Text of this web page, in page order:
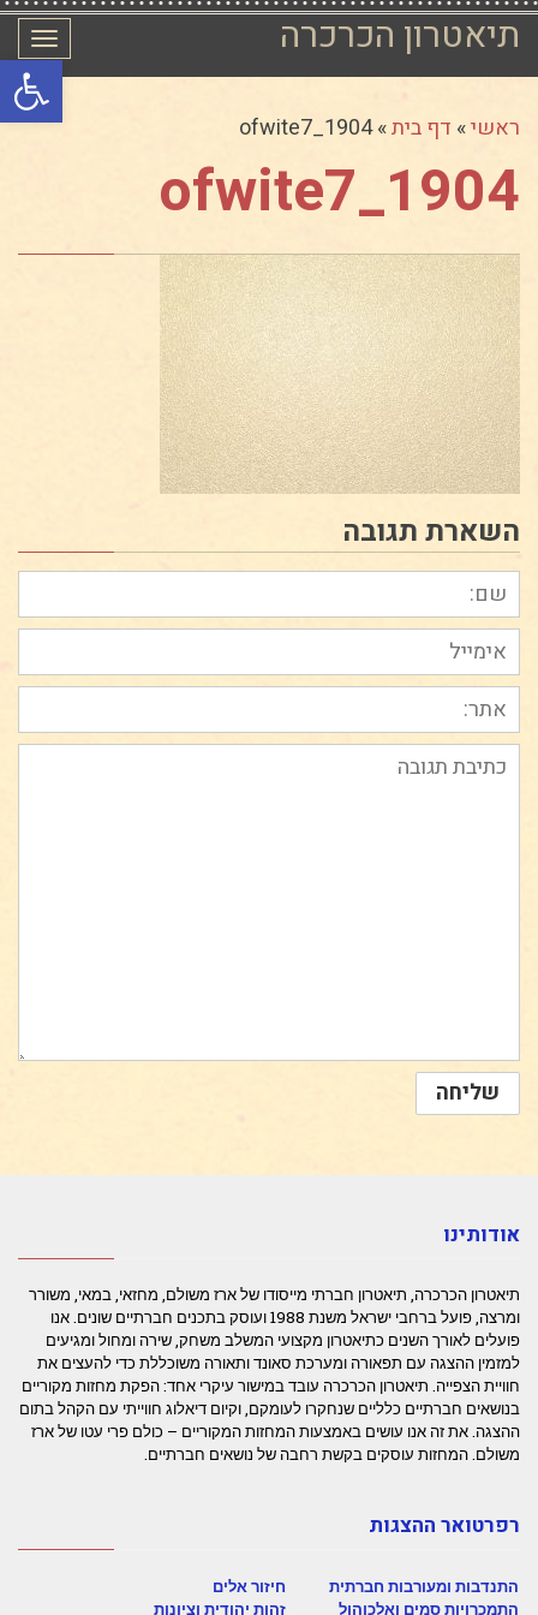
פתח
תיאטרון הכרכרה
ראשי» דף בית»
ofwite7_1904
ofwite7_1904
השארת תגובה
אודותינו
תיאטרון הכרכרה, תיאטרון חברתי מייסודו של ארז משולם, מחזאי, במאי, משורר
ומרצה, פועל ברחבי ישראל משנת 1988 ועוסק בתכנים חברתיים שונים. אנו
פועלים לאורך השנים כתיאטרון מקצועי המשלב משחק, שירה ומחול ומגיעים
למזמין ההצגה עם תפאורה ומערכת סאונד ותאורה משוכללת כדי להעצים את
חוויית הצפייה. תיאטרון הכרכרה עובד במישור עיקרי אחד: הפקת מחזות מקוריים
בנושאים חברתיים כלליים שנחקרו לעומקם, וקיום דיאלוג חווייתי עם הקהל בתום
ההצגה. את זה אנו עושים באמצעות המחזות המקוריים – כולם פרי עטו של ארז
משולם. המחזות עוסקים בקשת רחבה של נושאים חברתיים.
רפרטואר ההצגות
התנדבות ומעורבות חברתית
התמכרויות סמים ואלכוהול
חיזור אלים
זהות יהודית וציונות